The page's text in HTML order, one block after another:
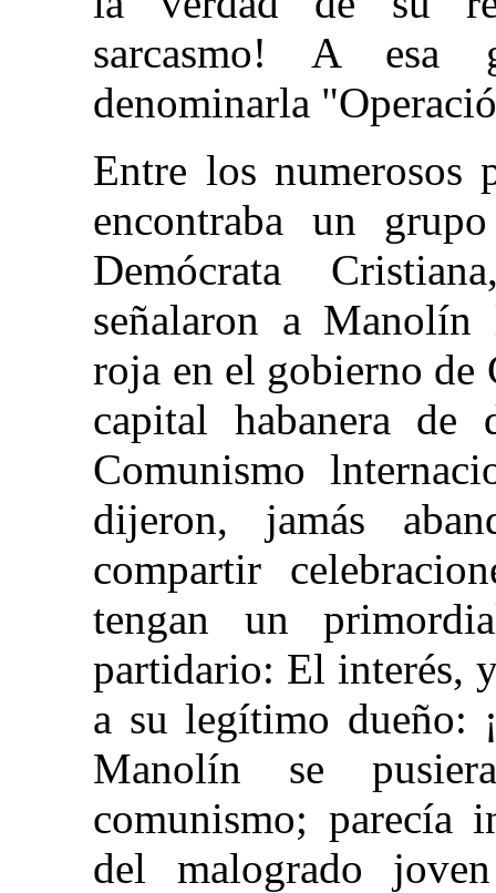
sarcasmo! A esa
denominarla
Entre los numerosos
encontraba un
Demócrata
señalaron a
roja en el gobierno de
capital habanera de
Comunismo
dijeron, jamás
compartir
tengan un
partidario: El interés,
a su legítimo dueño:
Manolín se
comunismo; parecía
del malogrado